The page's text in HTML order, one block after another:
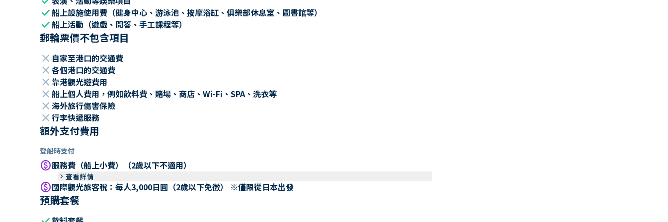
check船上設施使用費（健身中心、游泳池、按摩浴缸、俱樂部休息室、圖書館等）
check船上活動（遊戲、問答、手工課程等）
郵輪票價不包含項目
close 自家至港口的交通費
close 各個港口的交通費
close 靠港觀光遊費用
close 船上個人費用，例如飲料費、賭場、商店、Wi-Fi、SPA、洗衣等
close 海外旅行傷害保險
close 行李快遞服務
額外支付費用
登船時支付
paid服務費（船上小費）（2歲以下不適用）
keyboard_arrow_right 查看詳情
paid國際觀光旅客稅：每人3,000日圓（2歲以下免徵） ※僅限從日本出發
預購套餐